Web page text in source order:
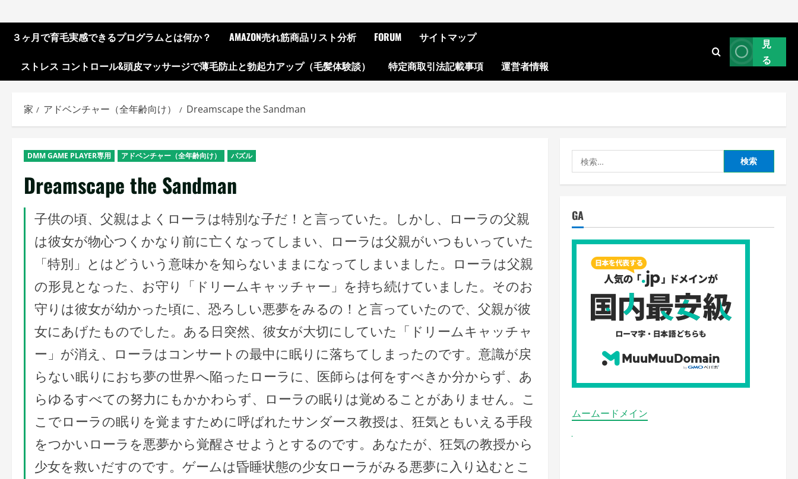
３ヶ月で育毛実感できるプログラムとは何か？ AMAZON売れ筋商品リスト分析 FORUM サイトマップ
ストレス コントロール&頭皮マッサージで薄毛防止と勃起力アップ（毛髪体験談） 特定商取引法記載事項 運営者情報
見
る
家 アドベンチャー（全年齢向け） Dreamscape the Sandman
DMM GAME PLAYER専用 アドベンチャー（全年齢向け） パズル
Dreamscape the Sandman
子供の頃、父親はよくローラは特別な子だ！と言っていた。しかし、ローラの父親
は彼女が物心つくかなり前に亡くなってしまい、ローラは父親がいつもいっていた
「特別」とはどういう意味かを知らないままになってしまいました。ローラは父親
の形見となった、お守り「ドリームキャッチャー」を持ち続けていました。そのお
守りは彼女が幼かった頃に、恐ろしい悪夢をみるの！と言っていたので、父親が彼
女にあげたものでした。ある日突然、彼女が大切にしていた「ドリームキャッチャ
ー」が消え、ローラはコンサートの最中に眠りに落ちてしまったのです。意識が戻
らない眠りにおち夢の世界へ陥ったローラに、医師らは何をすべきか分からず、あ
らゆるすべての努力にもかかわらず、ローラの眠りは覚めることがありません。こ
こでローラの眠りを覚ますために呼ばれたサンダース教授は、狂気ともいえる手段
をつかいローラを悪夢から覚醒させようとするのです。あなたが、狂気の教授から
少女を救いだすのです。ゲームは昏睡状態の少女ローラがみる悪夢に入り込むとこ
索:
GA
ムームードメイン